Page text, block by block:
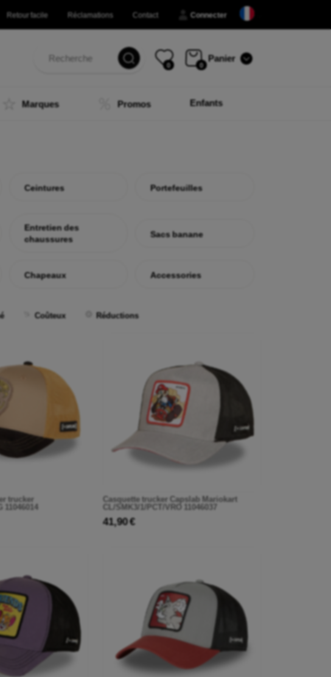
Retour facile Réclamations Contact Connecter
0 0
Panier
Marques Promos Enfants
Ceintures Portefeuilles
Entretien des
chaussures
Sacs banane
Chapeaux Accessories
Coûteux Réductions
trucker
11046014
Casquette trucker Capslab Mariokart
CL/SMK3/1/PCT/VRO 11046037
41,90 €